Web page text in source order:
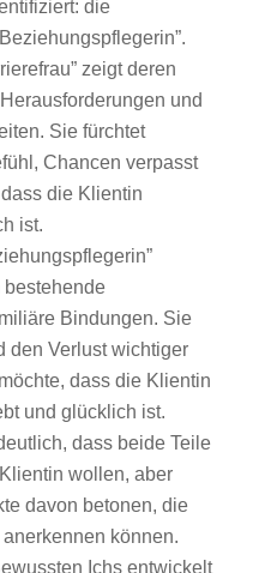
die
zeigt deren
und
Sie fürchtet
Chancen verpasst
die Klientin
ist.
bestehende
Bindungen. Sie
den Verlust wichtiger
dass die Klientin
und glücklich ist.
dass beide Teile
wollen, aber
davon betonen, die
können.
Ichs entwickelt